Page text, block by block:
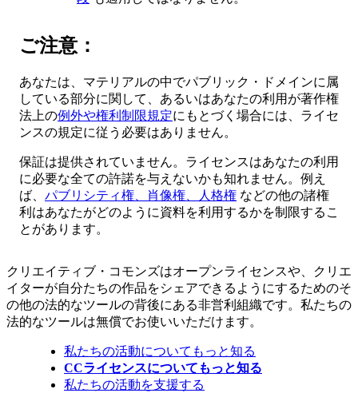
ご注意：
あなたは、マテリアルの中でパブリック・ドメインに属
している部分に関して、あるいはあなたの利用が著作権
法上の例外や権利制限規定にもとづく場合には、ライセ
ンスの規定に従う必要はありません。
保証は提供されていません。ライセンスはあなたの利用
に必要な全ての許諾を与えないかも知れません。例え
ば、 パブリシティ権、肖像権、人格権 などの他の諸権
利はあなたがどのように資料を利用するかを制限するこ
とがあります。
クリエイティブ・コモンズはオープンライセンスや、クリエ
イターが自分たちの作品をシェアできるようにするためのそ
の他の法的なツールの背後にある非営利組織です。私たちの
法的なツールは無償でお使いいただけます。
私たちの活動についてもっと知る
CCライセンスについてもっと知る
私たちの活動を支援する